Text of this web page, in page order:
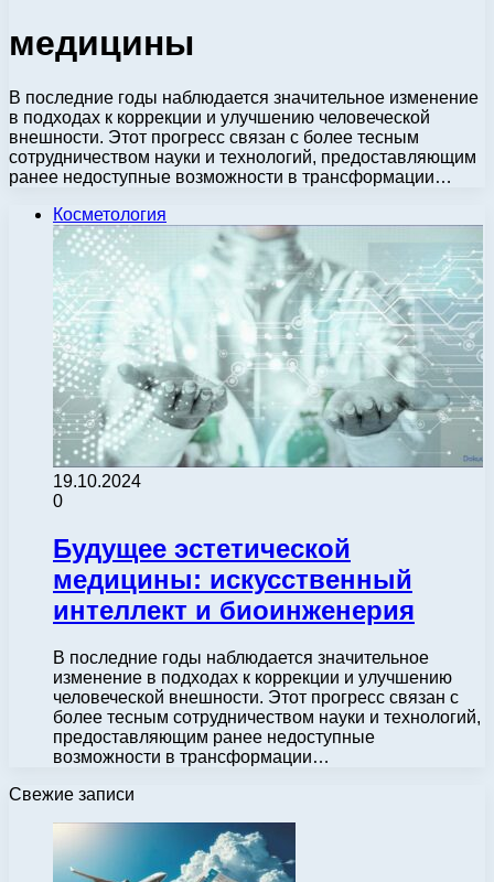
медицины
В последние годы наблюдается значительное изменение
в подходах к коррекции и улучшению человеческой
внешности. Этот прогресс связан с более тесным
сотрудничеством науки и технологий, предоставляющим
ранее недоступные возможности в трансформации…
Косметология
19.10.2024
0
Будущее эстетической
медицины: искусственный
интеллект и биоинженерия
В последние годы наблюдается значительное
изменение в подходах к коррекции и улучшению
человеческой внешности. Этот прогресс связан с
более тесным сотрудничеством науки и технологий,
предоставляющим ранее недоступные
возможности в трансформации…
Свежие записи